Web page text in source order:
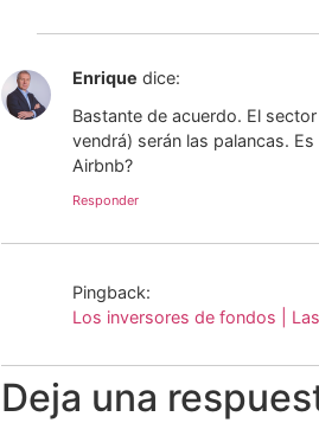
Enrique dice:
Bastante de acuerdo. El
vendrá) serán las palancas.
Airbnb?
Responder
Pingback:
Los inversores de fondos |
Deja una